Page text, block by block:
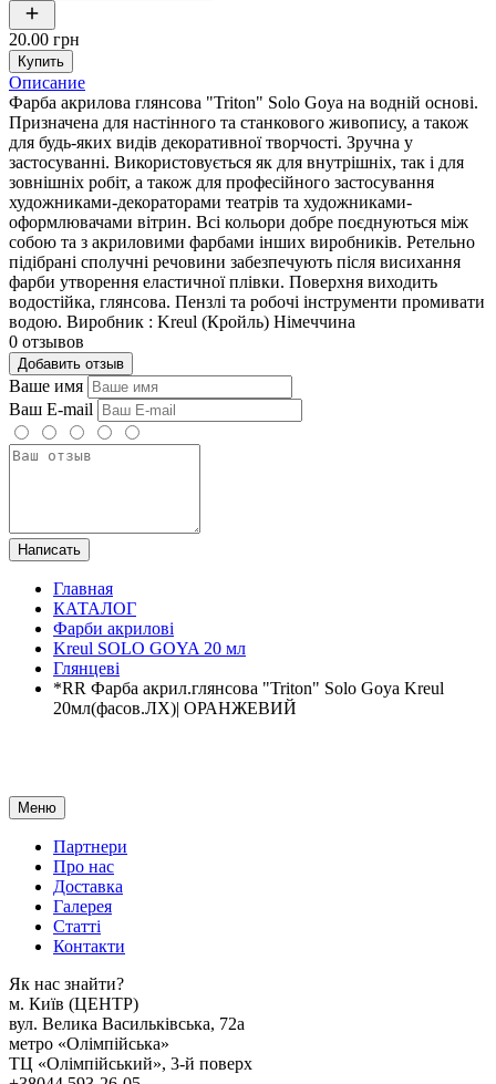
20.00 грн
Купить
Описание
Фарба акрилова глянсова "Triton" Solo Goya на водній основі.
Призначена для настінного та станкового живопису, а також
для будь-яких видів декоративної творчості. Зручна у
застосуванні. Використовується як для внутрішніх, так і для
зовнішніх робіт, а також для професійного застосування
художниками-декораторами театрів та художниками-
оформлювачами вітрин. Всі кольори добре поєднуються між
собою та з акриловими фарбами інших виробників. Ретельно
підібрані сполучні речовини забезпечують після висихання
фарби утворення еластичної плівки. Поверхня виходить
водостійка, глянсова. Пензлі та робочі інструменти промивати
водою. Виробник : Kreul (Кройль) Німеччина
0 отзывов
Добавить отзыв
Ваше имя
Ваш E-mail
Написать
Главная
КАТАЛОГ
Фарби акрилові
Kreul SOLO GOYA 20 мл
Глянцеві
*RR Фарба акрил.глянсова "Triton" Solo Goya Kreul
20мл(фасов.ЛХ)| ОРАНЖЕВИЙ
Меню
Партнери
Про нас
Доставка
Галерея
Статтi
Контакти
Як наc знайти?
м. Киïв (ЦЕНТР)
вул. Велика Васильківська, 72а
метро «Олімпійська»
ТЦ «Олімпійський», 3-й поверх